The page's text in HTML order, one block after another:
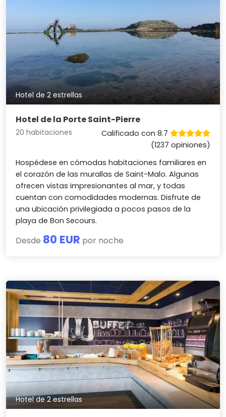
Hotel de 2 estrellas
Hotel de la Porte Saint-Pierre
20 habitaciones
Calificado con 8.7
(1237 opiniones)
Hospédese en cómodas habitaciones familiares en
el corazón de las murallas de Saint-Malo. Algunas
ofrecen vistas impresionantes al mar, y todas
cuentan con comodidades modernas. Disfrute de
una ubicación privilegiada a pocos pasos de la
playa de Bon Secours.
Desde 80 EUR por noche
Hotel de 2 estrellas